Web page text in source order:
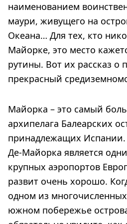
наименованием
маури, живущего на
Океана… Для тех, кто
Майорке, это место
рутины. Вот их рассказ о
прекрасный
Майорка – это самый
архипелага Балеарских
принадлежащих
Де-Майорка является
крупных аэропортов
развит очень хорошо.
одном из
южном побережье